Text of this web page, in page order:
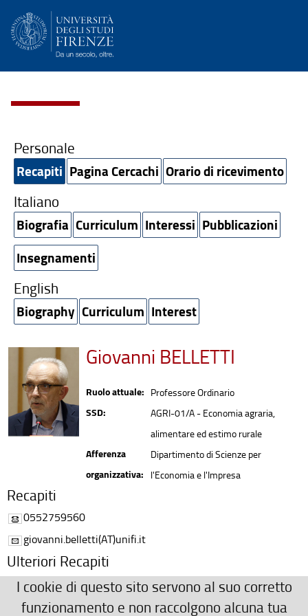
Personale
Recapiti Pagina Cercachi Orario di ricevimento
Italiano
Biografia Curriculum Interessi Pubblicazioni
Insegnamenti
English
Biography Curriculum Interest
Giovanni BELLETTI
Ruolo attuale: Professore Ordinario
SSD:
AGRI-01/A - Economia agraria,
alimentare ed estimo rurale
Afferenza
organizzativa:
Dipartimento di Scienze per
l'Economia e l'Impresa
Recapiti
0552759560
giovanni.belletti(AT)unifi.it
Ulteriori Recapiti
Via delle Pandette 9 - Dip.Scienze Economiche - palazzo D6,
secondo piano, stanza 2.28
I cookie di questo sito servono al suo corretto
funzionamento e non raccolgono alcuna tua